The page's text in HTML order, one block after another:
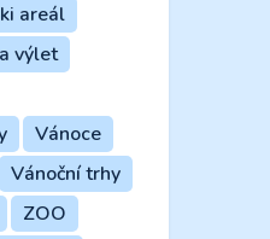
areál
výlet
Vánoce
Vánoční trhy
ZOO